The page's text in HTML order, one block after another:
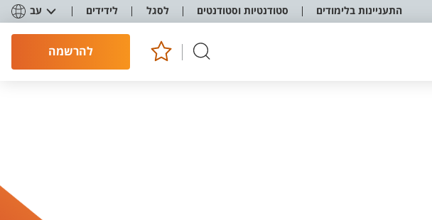
התעניינות בלימודים סטודנטיות וסטודנטים לסגל לידידים עב
להרשמה